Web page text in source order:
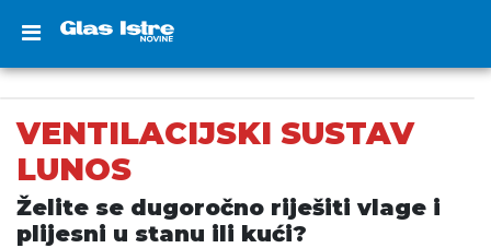
VENTILACIJSKI SUSTAV
LUNOS
Želite se dugoročno riješiti vlage i
plijesni u stanu ili kući?